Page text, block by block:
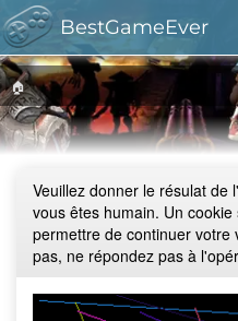
BestGameEver
🏠
Veuillez donner le résulat de
vous êtes humain. Un
permettre de continuer votre
pas, ne répondez pas à